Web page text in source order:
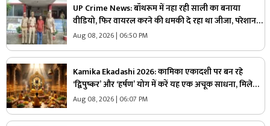
UP Crime News: बॉथरूम में नहा रही साली का बनाया
वीडियो, फिर वायरल करने की धमकी दे रहा था जीजा, परेशान
युवती ने उठाया ये खौफनाक कदम
Aug 08, 2026 | 06:50 PM
Kamika Ekadashi 2026: कामिका एकादशी पर बन रहे
‘द्विपुष्कर’ और ‘हर्षण’ योग में करें यह एक अचूक साधना, मिलेगा
“वाजपेय” यज्ञ का महापुण्य!
Aug 08, 2026 | 06:07 PM